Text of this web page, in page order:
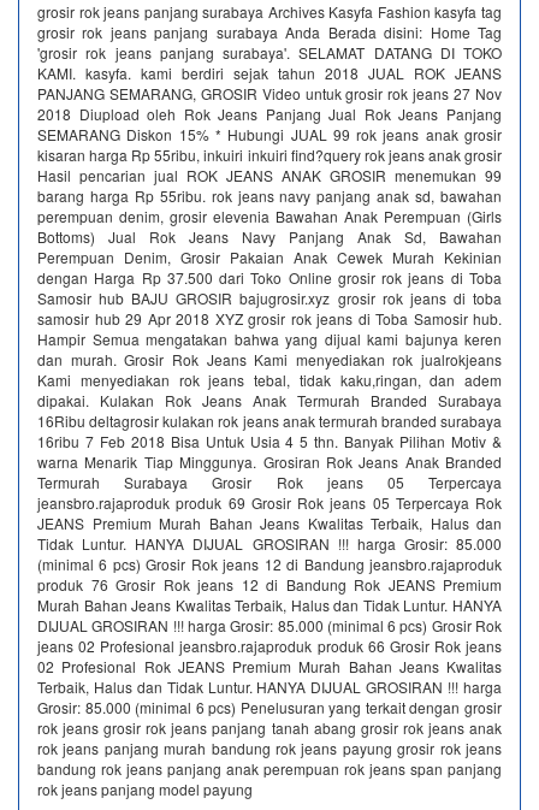
grosir rok jeans panjang surabaya Archives Kasyfa Fashion kasyfa tag
grosir rok jeans panjang surabaya Anda Berada disini: Home Tag
'grosir rok jeans panjang surabaya'. SELAMAT DATANG DI TOKO
KAMI. kasyfa. kami berdiri sejak tahun 2018 JUAL ROK JEANS
PANJANG SEMARANG, GROSIR Video untuk grosir rok jeans 27 Nov
2018 Diupload oleh Rok Jeans Panjang Jual Rok Jeans Panjang
SEMARANG Diskon 15% * Hubungi JUAL 99 rok jeans anak grosir
kisaran harga Rp 55ribu, inkuiri inkuiri find?query rok jeans anak grosir
Hasil pencarian jual ROK JEANS ANAK GROSIR menemukan 99
barang harga Rp 55ribu. rok jeans navy panjang anak sd, bawahan
perempuan denim, grosir elevenia Bawahan Anak Perempuan (Girls
Bottoms) Jual Rok Jeans Navy Panjang Anak Sd, Bawahan
Perempuan Denim, Grosir Pakaian Anak Cewek Murah Kekinian
dengan Harga Rp 37.500 dari Toko Online grosir rok jeans di Toba
Samosir hub BAJU GROSIR bajugrosir.xyz grosir rok jeans di toba
samosir hub 29 Apr 2018 XYZ grosir rok jeans di Toba Samosir hub.
Hampir Semua mengatakan bahwa yang dijual kami bajunya keren
dan murah. Grosir Rok Jeans Kami menyediakan rok jualrokjeans
Kami menyediakan rok jeans tebal, tidak kaku,ringan, dan adem
dipakai. Kulakan Rok Jeans Anak Termurah Branded Surabaya
16Ribu deltagrosir kulakan rok jeans anak termurah branded surabaya
16ribu 7 Feb 2018 Bisa Untuk Usia 4 5 thn. Banyak Pilihan Motiv &
warna Menarik Tiap Minggunya. Grosiran Rok Jeans Anak Branded
Termurah Surabaya Grosir Rok jeans 05 Terpercaya
jeansbro.rajaproduk produk 69 Grosir Rok jeans 05 Terpercaya Rok
JEANS Premium Murah Bahan Jeans Kwalitas Terbaik, Halus dan
Tidak Luntur. HANYA DIJUAL GROSIRAN !!! harga Grosir: 85.000
(minimal 6 pcs) Grosir Rok jeans 12 di Bandung jeansbro.rajaproduk
produk 76 Grosir Rok jeans 12 di Bandung Rok JEANS Premium
Murah Bahan Jeans Kwalitas Terbaik, Halus dan Tidak Luntur. HANYA
DIJUAL GROSIRAN !!! harga Grosir: 85.000 (minimal 6 pcs) Grosir Rok
jeans 02 Profesional jeansbro.rajaproduk produk 66 Grosir Rok jeans
02 Profesional Rok JEANS Premium Murah Bahan Jeans Kwalitas
Terbaik, Halus dan Tidak Luntur. HANYA DIJUAL GROSIRAN !!! harga
Grosir: 85.000 (minimal 6 pcs) Penelusuran yang terkait dengan grosir
rok jeans grosir rok jeans panjang tanah abang grosir rok jeans anak
rok jeans panjang murah bandung rok jeans payung grosir rok jeans
bandung rok jeans panjang anak perempuan rok jeans span panjang
rok jeans panjang model payung